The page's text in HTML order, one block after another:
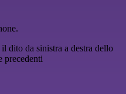
dito da sinistra a destra dello
precedenti